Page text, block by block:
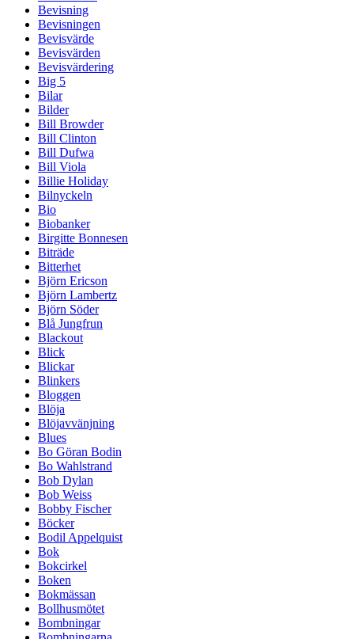
Bevisning
Bevisningen
Bevisvärde
Bevisvärden
Bevisvärdering
Big 5
Bilar
Bilder
Bill Browder
Bill Clinton
Bill Dufwa
Bill Viola
Billie Holiday
Bilnyckeln
Bio
Biobanker
Birgitte Bonnesen
Biträde
Bitterhet
Björn Ericson
Björn Lambertz
Björn Söder
Blå Jungfrun
Blackout
Blick
Blickar
Blinkers
Bloggen
Blöja
Blöjavvänjning
Blues
Bo Göran Bodin
Bo Wahlstrand
Bob Dylan
Bob Weiss
Bobby Fischer
Böcker
Bodil Appelquist
Bok
Bokcirkel
Boken
Bokmässan
Bollhusmötet
Bombningar